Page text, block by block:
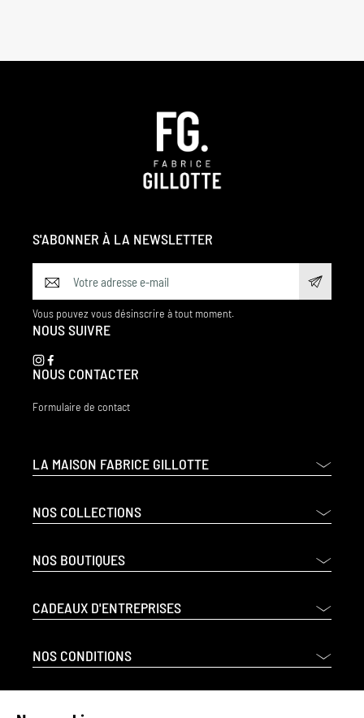
LA MAISON FABRICE GILLOTTE
NOS COLLECTIONS
NOS BOUTIQUES
CADEAUX D'ENTREPRISES
NOS CONDITIONS
S'ABONNER À LA NEWSLETTER
Vous pouvez vous désinscrire à tout moment.
NOUS SUIVRE
NOUS CONTACTER
Formulaire de contact